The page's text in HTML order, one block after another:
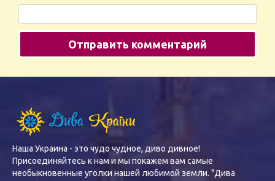
Наша Украина - это чудо чудное, диво дивное!
Присоединяйтесь к нам и мы покажем вам самые
необыкновенные уголки нашей любимой земли. "Дива